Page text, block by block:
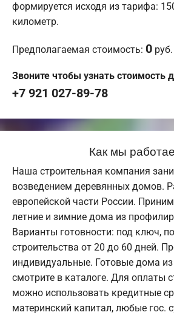
формируется исходя из тарифа:
километр.
Предполагаемая стоимость: 0 руб.
Звоните чтобы узнать стоимость
+7 921 027-89-78
Как мы
Наша строительная компания
возведением деревянных домов.
европейской части России.
летние и зимние дома из
Варианты готовности: под ключ,
строительства от 20 до 60 дней.
индивидуальные. Готовые дома
смотрите в каталоге. Для оплаты
можно использовать кредитные
материнский капитал, любые гос.